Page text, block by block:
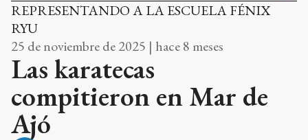
REPRESENTANDO A LA ESCUELA FÉNIX
RYU
25 de noviembre de 2025 | hace 8 meses
Las karatecas
compitieron en Mar de
Ajó